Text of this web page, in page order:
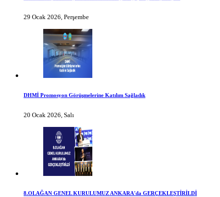
29 Ocak 2026, Perşembe
DHMİ Promosyon Görüşmelerine Katılım Sağladık
20 Ocak 2026, Salı
8.OLAĞAN GENEL KURULUMUZ ANKARA'da GERÇEKLEŞTİRİLDİ